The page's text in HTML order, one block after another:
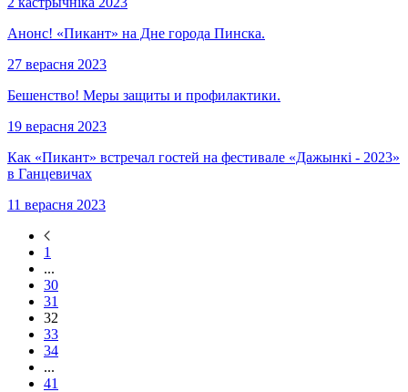
Анонс! «Пикант» на Дне города Пинска.
27 верасня 2023
Бешенство! Меры защиты и профилактики.
19 верасня 2023
Как «Пикант» встречал гостей на фестивале «Дажынкi - 2023»
в Ганцевичах
11 верасня 2023
1
...
30
31
32
33
34
...
41